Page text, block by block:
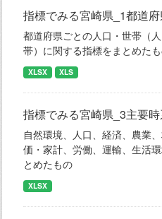
指標でみる宮崎県_1都道
都道府県ごとの人口・世帯（
帯）に関する指標をまとめた
XLSX XLS
指標でみる宮崎県_3主要
自然環境、人口、経済、農業
価・家計、労働、運輸、生活
とめたもの
XLSX